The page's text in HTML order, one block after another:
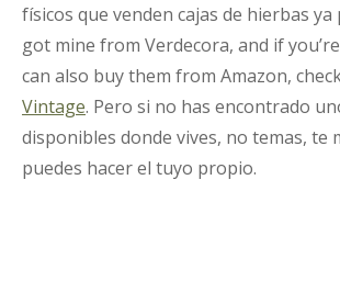
físicos que venden cajas de hierbas ya
got mine from Verdecora, and if
can also buy them from Amazon,
Vintage. Pero si no has encontrado
disponibles donde vives, no temas, te
puedes hacer el tuyo propio.